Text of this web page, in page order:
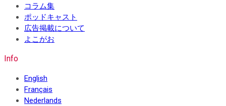
コラム集
ポッドキャスト
広告掲載について
よこがお
Info
English
Français
Nederlands